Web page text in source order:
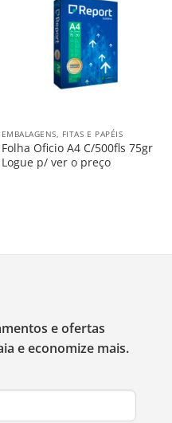
EMBALAGENS, FITAS E PAPÉIS
Folha Oficio A4 C/500fls 75gr
Logue p/ ver o preço
e ofertas
e economize mais.